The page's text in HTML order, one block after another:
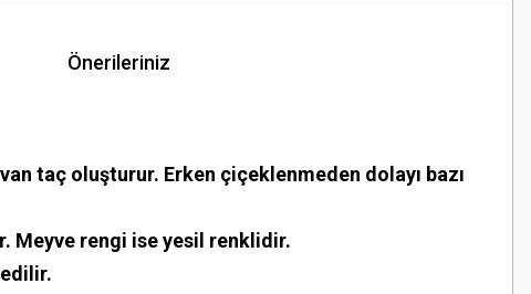
Önerileriniz
taç oluşturur. Erken çiçeklenmeden dolayı bazı
Meyve rengi ise yesil renklidir.